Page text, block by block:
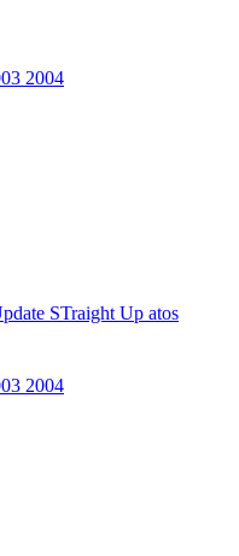
2004
STraight Up atos
2004